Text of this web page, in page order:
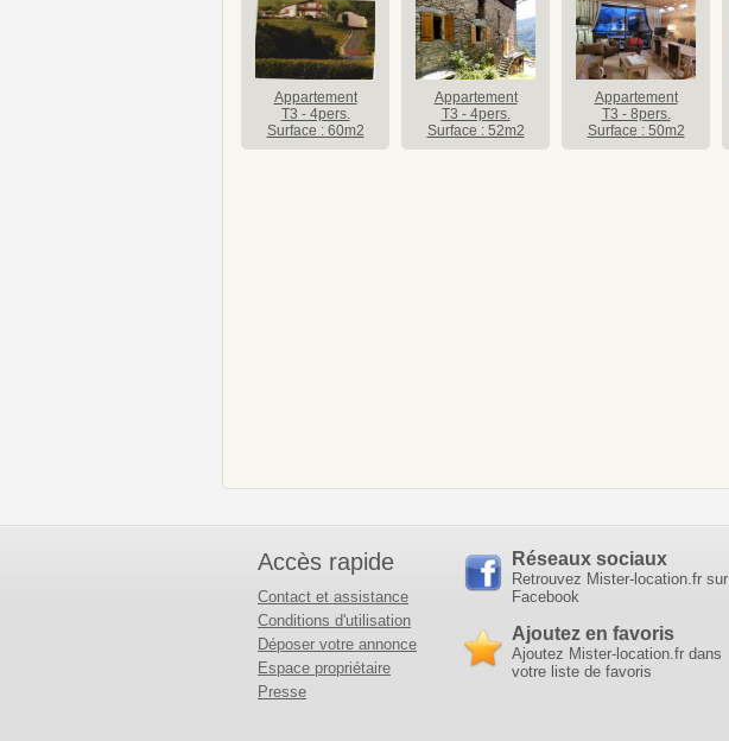
Appartement
T3 - 4pers.
Surface : 60m2
Appartement
T3 - 4pers.
Surface : 52m2
Appartement
T3 - 8pers.
Surface : 50m2
Accès rapide
Contact et assistance
Conditions d'utilisation
Déposer votre annonce
Espace propriétaire
Presse
Réseaux sociaux
Retrouvez Mister-location.fr sur
Facebook
Ajoutez en favoris
Ajoutez Mister-location.fr dans
votre liste de favoris